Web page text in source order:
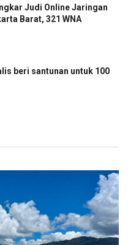
Judi Online Jaringan
Barat, 321 WNA
beri santunan untuk 100